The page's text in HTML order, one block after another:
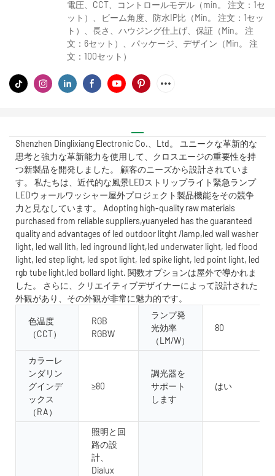
電圧、CCT、コントロールモデル（min。 注文：1セ
ット）、ビーム角度、防水IP比（Min。 注文：1セッ
ト）、長さ、ハウジング仕上げ、保証（Min。 注
文：6セット）、パッケージ、デザイン（Min。 注
文：100セット）
Shenzhen Dinglixiang Electronic Co.、Ltd。 ユニークな革新的な
思考と強力な革新能力を使用して、クロスエージの重要性を持
つ新製品を開発しました。 顧客のニーズから設計されていま
す。 私たちは、近代的な風景LEDストリップライト緊急ランプ
LEDウォールワッシャー屋外プロジェクト製品機能をその競争
力と見なしています。 Adopting high-quality raw materials
purchased from reliable suppliers,yuanyeled has the guaranteed
quality and advantages of led outdoor litght /lamp,led wall washer
light, led wall lith, led inground light,led underwater light, led flood
light, led step light, led spot light, led spike light, led point light, led
rgb tube light,led bollard light. 関数オプションは屋外で導かれま
した。 さらに、クリエイティブデザイナーによって設計された
外観があり、その外観が非常に魅力的です。
色温度
（CCT）
RGB
RGBW
ランプ発
光効率
（LM/W）
80
カラーレ
ンダリン
グインデ
ックス
（RA）
≥80
調光器を
サポート
します
はい
照明と回
路の設
計、
Dialux